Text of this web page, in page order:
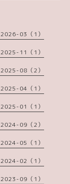
2026-03（1）
2025-11（1）
2025-08（2）
2025-04（1）
2025-01（1）
2024-09（2）
2024-05（1）
2024-02（1）
2023-09（1）